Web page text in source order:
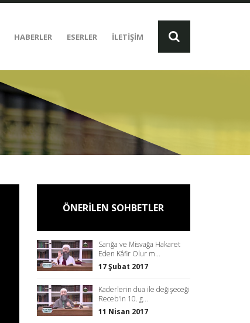
HABERLER ESERLER İLETİŞİM
ÖNERİLEN SOHBETLER
Sarığa ve Misvağa Hakaret
Eden Kâfir Olur m...
17 Şubat 2017
Kaderlerin dua ile değişeceği
Receb'in 10. g...
11 Nisan 2017